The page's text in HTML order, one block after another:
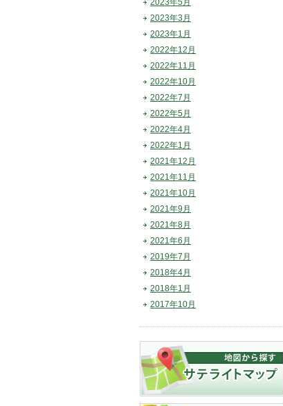
2023年5月
2023年3月
2023年1月
2022年12月
2022年11月
2022年10月
2022年7月
2022年5月
2022年4月
2022年1月
2021年12月
2021年11月
2021年10月
2021年9月
2021年8月
2021年6月
2019年7月
2018年4月
2018年1月
2017年10月